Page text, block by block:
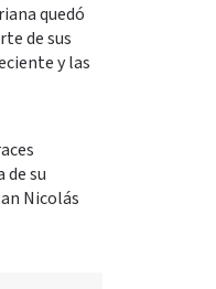
quedó
de sus
y las
de su
Nicolás